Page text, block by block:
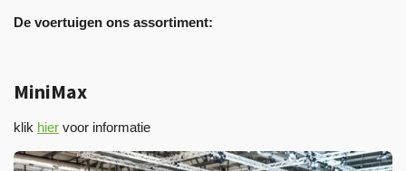
De voertuigen ons assortiment:
MiniMax
klik hier voor informatie